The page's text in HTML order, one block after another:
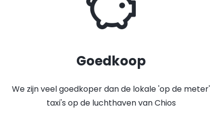
Goedkoop
We zijn veel goedkoper dan de lokale 'op de meter'
taxi's op de luchthaven van Chios